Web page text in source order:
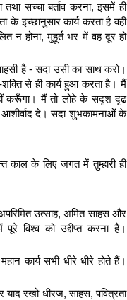
सच्चा बर्ताव करना, इसमें ही
के इच्छानुसार कार्य करता है वही
न होना, मुहूर्त भर में वह दूर हो
है - सदा उसी का साथ करो।
शक्ति से ही कार्य हुआ करता है। मैं
करूँगा। मैं तो लोहे के सदृश दृढ
आशीर्वाद दे। सदा शुभकामनाओं के
काल के लिए जगत में तुम्हारी ही
उत्साह, अमित साहस और
विश्व को उद्दीप्त करना है।
कार्य सभी धीरे धीरे होते हैं।
रखो धीरज, साहस, पवित्रता